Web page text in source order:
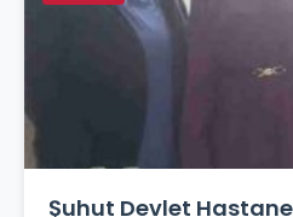
Şuhut Devlet